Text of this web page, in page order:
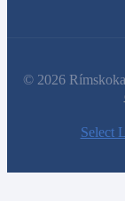
© 2026
Select